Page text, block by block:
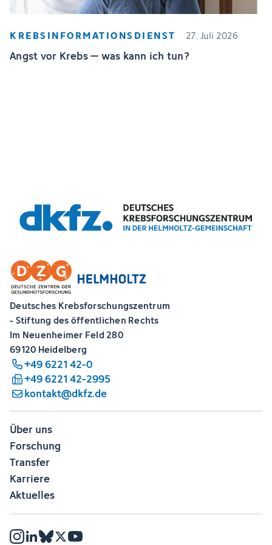
KREBSINFORMATIONSDIENST 27. Juli 2026
Angst vor Krebs – was kann ich tun?
Deutsches Krebsforschungszentrum
- Stiftung des öffentlichen Rechts
Im Neuenheimer Feld 280
69120 Heidelberg
+49 6221 42-0
+49 6221 42-2995
kontakt@dkfz.de
Über uns
Forschung
Transfer
Karriere
Aktuelles